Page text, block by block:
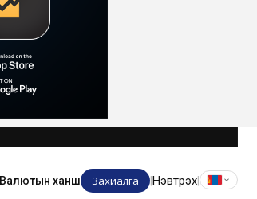
Валютын ханш Захиалга Нэвтрэх